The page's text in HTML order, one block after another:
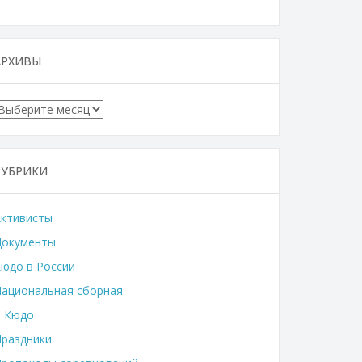
в России
сборная
Кюдо